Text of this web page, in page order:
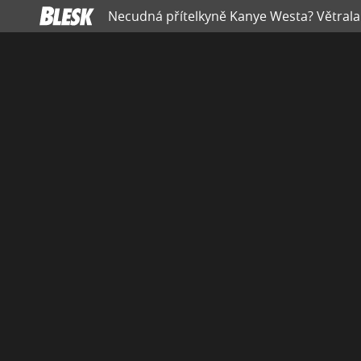
Necudná přítelkyně Kanye Westa?